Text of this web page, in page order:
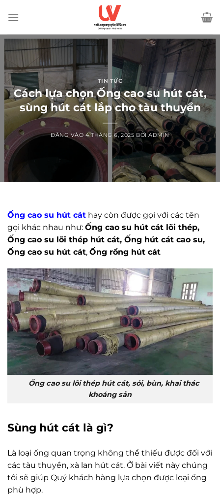
qua
TIN TỨC
Cách lựa chọn Ống cao su hút cát,
sùng hút cát lắp cho tàu thuyền
ĐĂNG VÀO 4 THÁNG 6, 2025 BỞIADMIN
Ống cao su hút cát hay còn được gọi với các tên
gọi khác nhau như: Ống cao su hút cát lõi thép,
Ống cao su lõi thép hút cát, Ống hút cát cao su,
Ống cao su hút cát, Ống rồng hút cát
Ống cao su lõi thép hút cát, sỏi, bùn, khai thác
khoáng sản
Sùng hút cát là gì?
Là loại ống quan trọng không thể thiếu được đối với
các tàu thuyền, xà lan hút cát. Ở bài viết này chúng
tôi sẽ giúp Quý khách hàng lựa chọn được loại ống
phù hợp.